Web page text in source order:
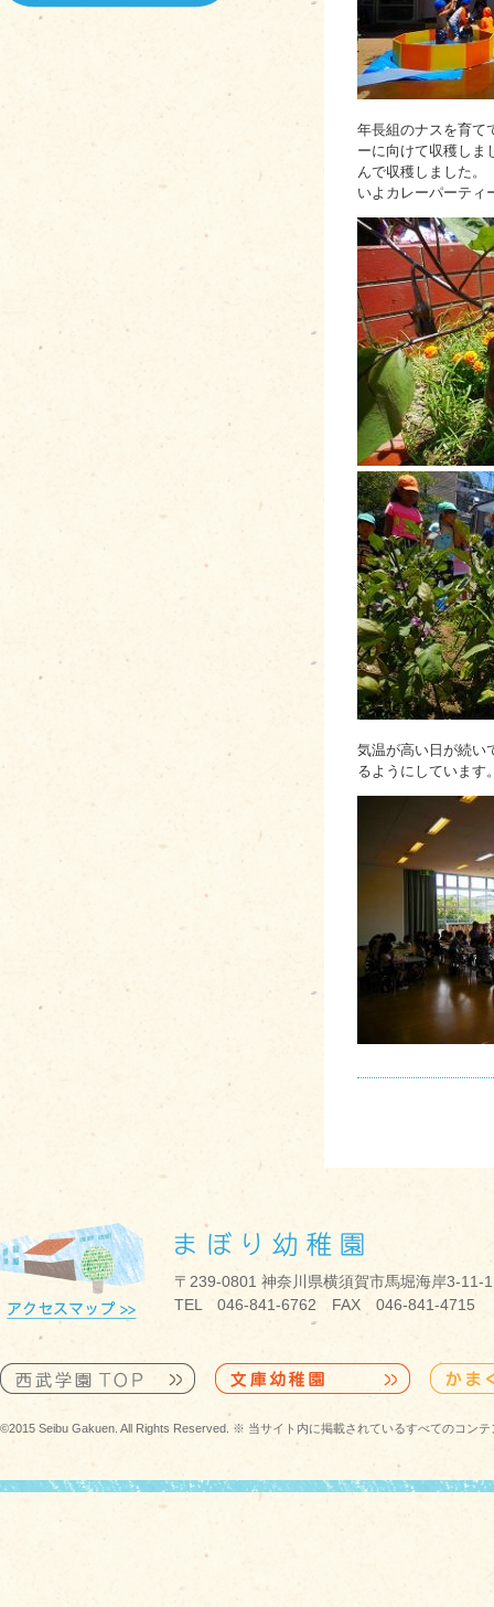
年長組のナスを育て
ーに向けて収穫しま
んで収穫しました。
いよカレーパーティ
気温が高い日が続い
るようにしています
〒239-0801 神奈川県横須賀市馬堀海岸3-11-1
TEL 046-841-6762 FAX 046-841-4715
©2015 Seibu Gakuen. All Rights Reserved. ※ 当サイト内に掲載されているすべてのコン